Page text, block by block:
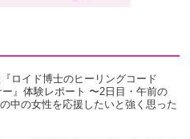
ロイド博士のヒーリングコード
』体験レポート 〜2日目・午前の
中の女性を応援したいと強く思った